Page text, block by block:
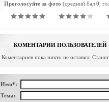
Проголосуйте за фото (средний бал 0 ,
КОМЕНТАРИИ ПОЛЬЗОВАТЕЛЕЙ
Коментариев пока никто не оставил.
Имя*:
Тема: